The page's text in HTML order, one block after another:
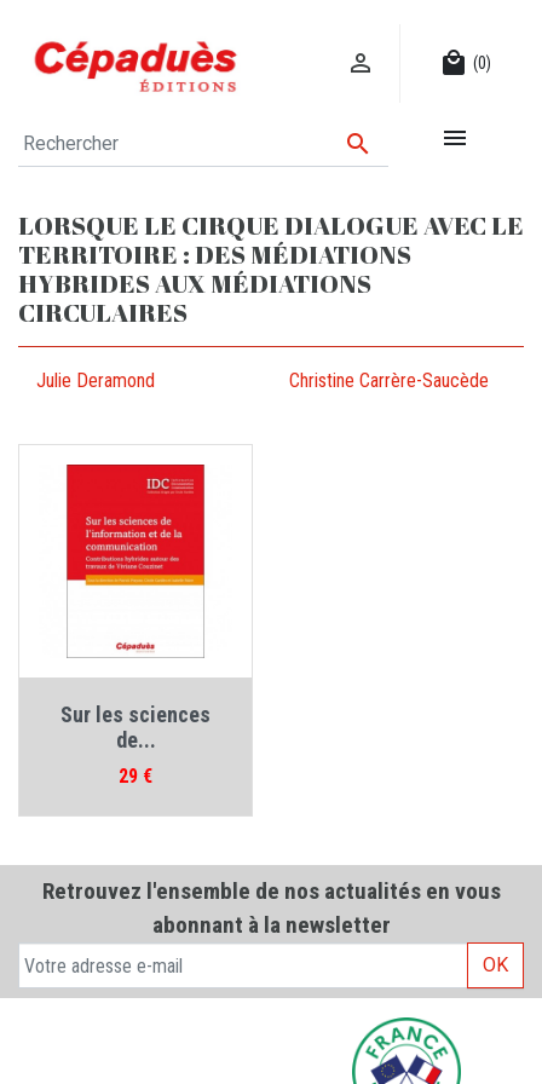
 local_mall (0)
 
LORSQUE LE CIRQUE DIALOGUE AVEC LE
TERRITOIRE : DES MÉDIATIONS
HYBRIDES AUX MÉDIATIONS
CIRCULAIRES
Julie Deramond Christine Carrère-Saucède
Sur les sciences
de...
Prix
29 €
Retrouvez l'ensemble de nos actualités en vous
abonnant à la newsletter
OK